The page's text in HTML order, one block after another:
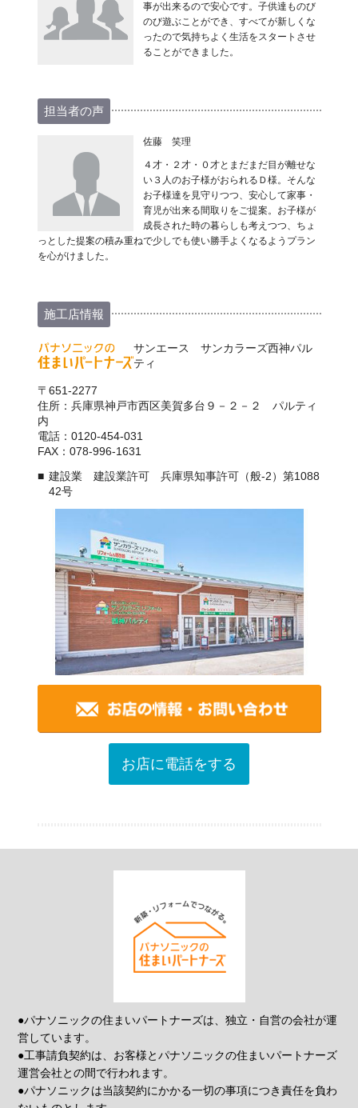
事が出来るので安心です。子供達ものび
のび遊ぶことができ、すべてが新しくな
ったので気持ちよく生活をスタートさせ
ることができました。
担当者の声
佐藤 笑理
４才・２才・０才とまだまだ目が離せな
い３人のお子様がおられるＤ様。そんな
お子様達を見守りつつ、安心して家事・
育児が出来る間取りをご提案。お子様が
成長された時の暮らしも考えつつ、ちょ
っとした提案の積み重ねで少しでも使い勝手よくなるようプラン
を心がけました。
施工店情報
サンエース サンカラーズ西神パル
ティ
〒651-2277
住所：兵庫県神戸市西区美賀多台９－２－２ パルティ
内
電話：0120-454-031
FAX：078-996-1631
建設業 建設業許可 兵庫県知事許可（般-2）第1088
42号
お店に電話をする
●パナソニックの住まいパートナーズは、独立・自営の会社が運
営しています。
●工事請負契約は、お客様とパナソニックの住まいパートナーズ
運営会社との間で行われます。
●パナソニックは当該契約にかかる一切の事項につき責任を負わ